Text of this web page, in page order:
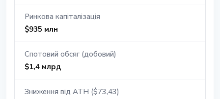
Ринкова капіталізація
$935 млн
Спотовий обсяг (добовий)
$1,4 млрд
Зниження від ATH ($73,43)